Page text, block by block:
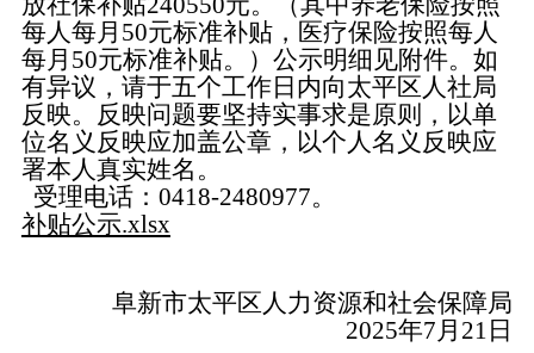
每人每月50元标准补贴，医疗保险按照每人
每月50元标准补贴。）公示明细见附件。如
有异议，请于五个工作日内向太平区人社局
反映。反映问题要坚持实事求是原则，以单
位名义反映应加盖公章，以个人名义反映应
署本人真实姓名。
受理电话：0418-2480977。
补贴公示.xlsx
阜新市太平区人力资源和社会保障局
2025年7月21日